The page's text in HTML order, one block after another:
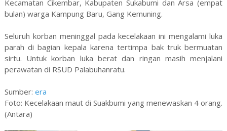
Kecamatan Cikembar, Kabupaten Sukabumi dan Arsa (empat
bulan) warga Kampung Baru, Gang Kemuning.
Seluruh korban meninggal pada kecelakaan ini mengalami luka
parah di bagian kepala karena tertimpa bak truk bermuatan
sirtu. Untuk korban luka berat dan ringan masih menjalani
perawatan di RSUD Palabuhanratu.
Sumber: era
Foto: Kecelakaan maut di Suakbumi yang menewaskan 4 orang.
(Antara)